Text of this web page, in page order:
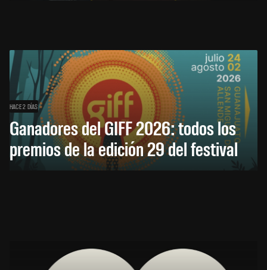
HACE 2 DÍAS
Ganadores del GIFF 2026: todos los
premios de la edición 29 del festival